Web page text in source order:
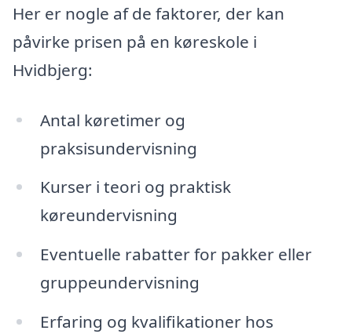
Her er nogle af de faktorer, der kan
påvirke prisen på en køreskole i
Hvidbjerg:
Antal køretimer og
praksisundervisning
Kurser i teori og praktisk
køreundervisning
Eventuelle rabatter for pakker eller
gruppeundervisning
Erfaring og kvalifikationer hos